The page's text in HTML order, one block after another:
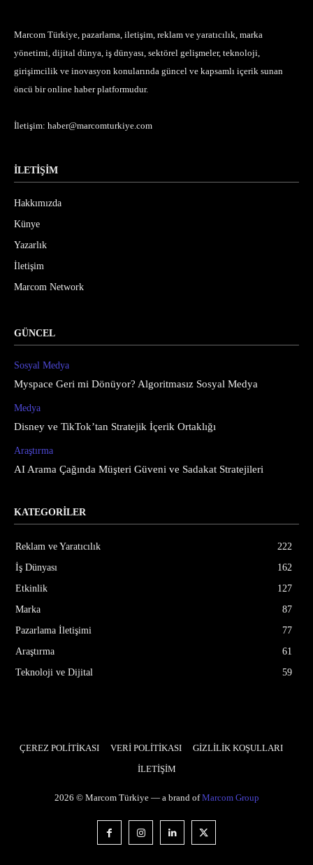
Marcom Türkiye, pazarlama, iletişim, reklam ve yaratıcılık, marka
yönetimi, dijital dünya, iş dünyası, sektörel gelişmeler, teknoloji,
girişimcilik ve inovasyon konularında güncel ve kapsamlı içerik sunan
öncü bir online haber platformudur.
İletişim: haber@marcomturkiye.com
İLETİŞİM
Hakkımızda
Künye
Yazarlık
İletişim
Marcom Network
GÜNCEL
Sosyal Medya
Myspace Geri mi Dönüyor? Algoritmasız Sosyal Medya
Medya
Disney ve TikTok’tan Stratejik İçerik Ortaklığı
Araştırma
AI Arama Çağında Müşteri Güveni ve Sadakat Stratejileri
KATEGORİLER
Reklam ve Yaratıcılık
222
İş Dünyası
162
Etkinlik
127
Marka
87
Pazarlama İletişimi
77
Araştırma
61
Teknoloji ve Dijital
59
ÇEREZ POLİTİKASI VERİ POLİTİKASI
GİZLİLİK KOŞULLARI
İLETİŞİM
2026 © Marcom Türkiye — a brand ofMarcom Group